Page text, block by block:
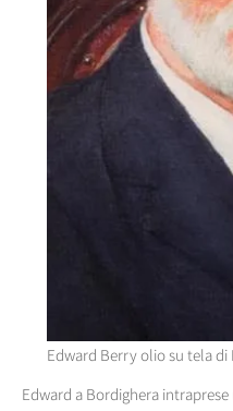
Edward Berry olio su tela di
Edward a Bordighera